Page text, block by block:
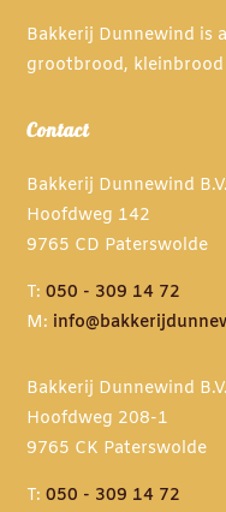
Bakkerij Dunnewind is
grootbrood,
Contact
Bakkerij Dunnewind B.V.
Hoofdweg 142
9765 CD Paterswolde
T:050 - 309 14 72
M:
Bakkerij Dunnewind B.V.
Hoofdweg 208-1
9765 CK Paterswolde
T:050 - 309 14 72